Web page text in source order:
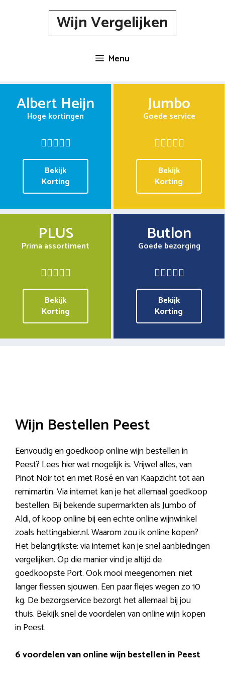
Wijn Vergelijken
Menu
Albert Heijn
Hoge kortingen
Bekijk
Korting
Jumbo
Goede service
Bekijk
Korting
PLUS
Prima assortiment
Bekijk
Korting
Butlon
Goede bezorging
Bekijk
Korting
Wijn Bestellen Peest
Eenvoudig en goedkoop online wijn bestellen in
Peest? Lees hier wat mogelijk is. Vrijwel alles, van
Pinot Noir tot en met Rosé en van Kaapzicht tot aan
remimartin. Via internet kan je het allemaal goedkoop
bestellen. Bij bekende supermarkten als Jumbo of
Aldi, of koop online bij een echte online wijnwinkel
zoals hettingabier.nl. Waarom zou ik online kopen?
Het belangrijkste: via internet kan je snel aanbiedingen
vergelijken. Op die manier vind je altijd de
goedkoopste Port. Ook mooi meegenomen: niet
langer flessen sjouwen. Een paar flejes wegen zo 10
kg. De bezorgservice bezorgt het allemaal bij jou
thuis. Bekijk snel de voordelen van online wijn kopen
in Peest.
6 voordelen van online wijn bestellen in Peest